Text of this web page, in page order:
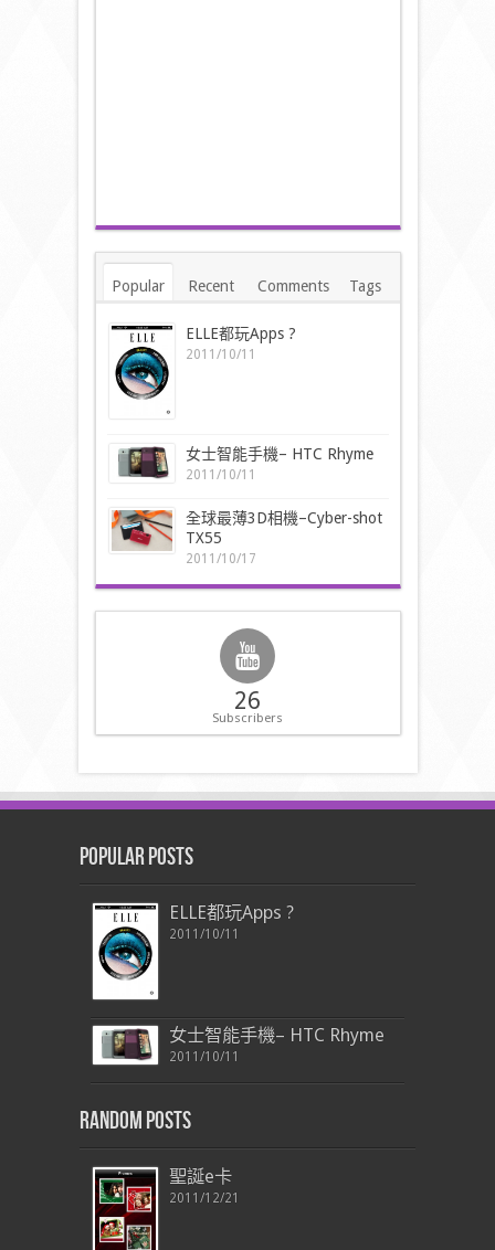
Popular Recent Comments Tags
ELLE都玩Apps ?
2011/10/11
女士智能手機– HTC Rhyme
2011/10/11
全球最薄3D相機–Cyber-shot
TX55
2011/10/17
26
Subscribers
Popular Posts
ELLE都玩Apps ?
2011/10/11
女士智能手機– HTC Rhyme
2011/10/11
Random Posts
聖誕e卡
2011/12/21